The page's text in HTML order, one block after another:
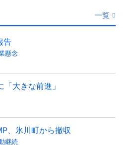
一覧
告
懸念
大きな前進」
、氷川町から撤収
継続